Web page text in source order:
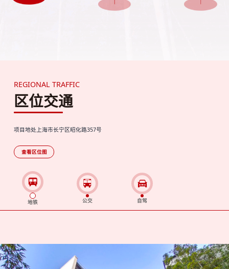
REGIONAL TRAFFIC
区位交通
项目地处上海市长宁区昭化路357号
查看区位图
地铁 公交 自驾